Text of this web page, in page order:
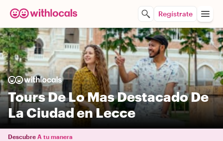
Regístrate
Tours De Lo Mas Destacado De
La Ciudad en Lecce
Descubre A tu manera